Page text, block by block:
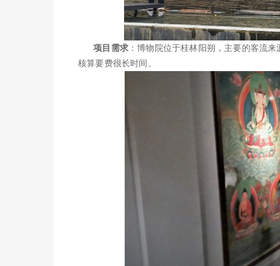
项目需求 ：博物院位于桂林阳朔，主要的客流
核算要费很长时间。